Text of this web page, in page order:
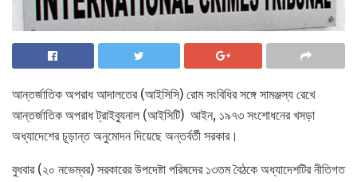
আন্তর্জাতিক অপরাধ আদালতের (আইসিসি) রোম সংবিধির সঙ্গে সামঞ্জস্য রেখে
আন্তর্জাতিক অপরাধ ট্রাইব্যুনাল (আইসিটি) আইন, ১৯৭৩ সংশোধনের খসড়া
অধ্যাদেশের চূড়ান্ত অনুমোদন দিয়েছে অন্তর্বর্তী সরকার।
বুধবার (২০ নভেম্বর) সরকারের উপদেষ্টা পরিষদের ১৩তম বৈঠকে অধ্যাদেশটির নীতিগত